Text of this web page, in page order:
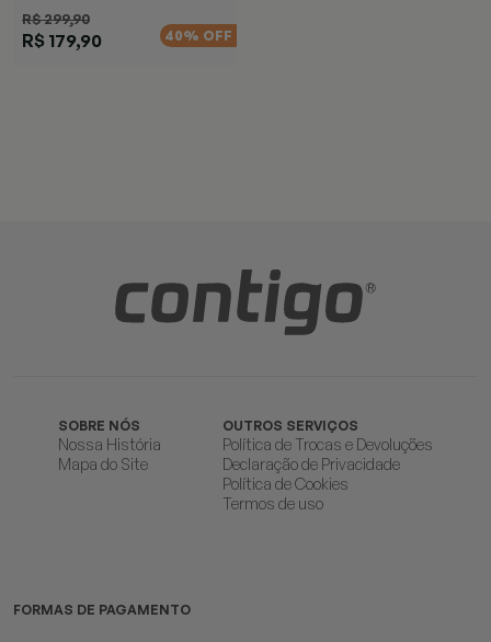
R$ 299,90
R$ 179,90 40% OFF
SOBRE NÓS
Nossa História
Mapa do Site
OUTROS SERVIÇOS
Política de Trocas e Devoluções
Declaração de Privacidade
Política de Cookies
Termos de uso
FORMAS DE PAGAMENTO